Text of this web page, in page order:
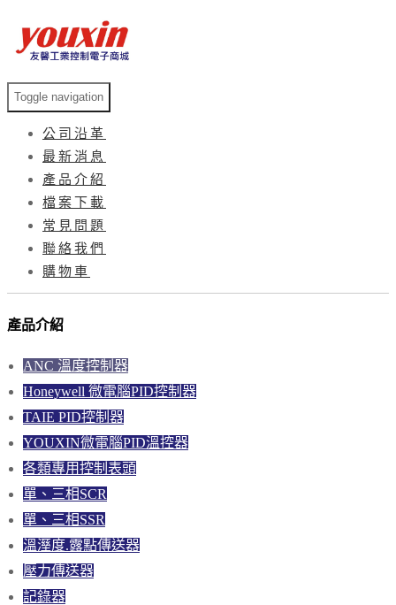
Toggle navigation
公司沿革
最新消息
產品介紹
檔案下載
常見問題
聯絡我們
購物車
產品介紹
ANC 溫度控制器
Honeywell 微電腦PID控制器
TAIE PID控制器
YOUXIN微電腦PID溫控器
各類專用控制表頭
單、三相SCR
單、三相SSR
溫溼度.露點傳送器
壓力傳送器
記錄器